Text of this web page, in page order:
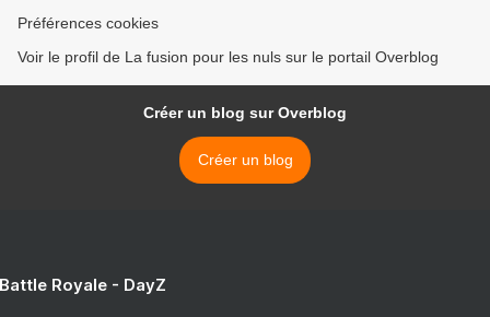
Préférences cookies
Voir le profil de La fusion pour les nuls sur le portail Overblog
Créer un blog sur Overblog
Créer un blog
Royale - DayZ